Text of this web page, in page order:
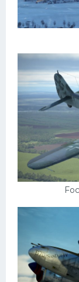
Порше
Самолеты
Корабли
Тойота
Лодки
Шкода
Вертолеты
Самокаты
Велосипеды